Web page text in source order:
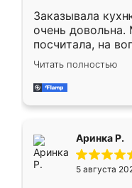
Заказывала
очень
посчитала, на
Замерщик
делу со всей
за день, ребята
Читать полностью
Аринка Р.
5 августа